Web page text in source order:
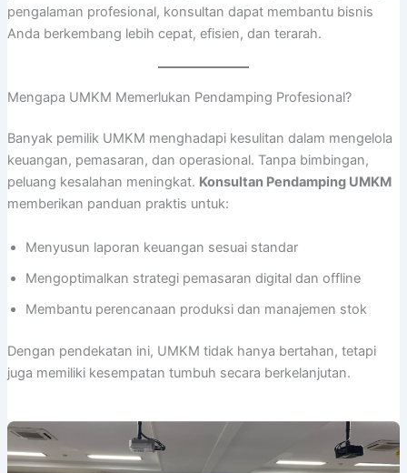
pengalaman profesional, konsultan dapat membantu bisnis
Anda berkembang lebih cepat, efisien, dan terarah.
Mengapa UMKM Memerlukan Pendamping Profesional?
Banyak pemilik UMKM menghadapi kesulitan dalam mengelola
keuangan, pemasaran, dan operasional. Tanpa bimbingan,
peluang kesalahan meningkat. Konsultan Pendamping UMKM
memberikan panduan praktis untuk:
Menyusun laporan keuangan sesuai standar
Mengoptimalkan strategi pemasaran digital dan offline
Membantu perencanaan produksi dan manajemen stok
Dengan pendekatan ini, UMKM tidak hanya bertahan, tetapi
juga memiliki kesempatan tumbuh secara berkelanjutan.